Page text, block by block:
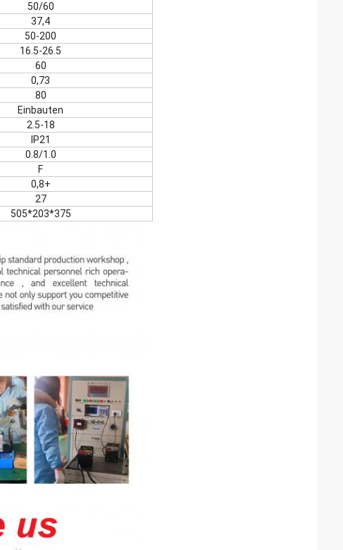
50/60
37,4
50-200
16.5-26.5
60
0,73
80
Einbauten
2.5-18
IP21
0.8/1.0
F
0,8+
27
505*203*375